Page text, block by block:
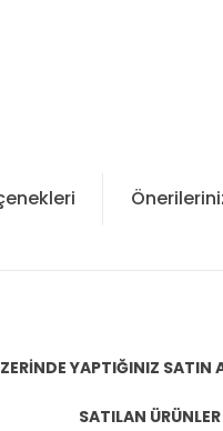
YAPTIĞINIZ SATIN
SATILAN